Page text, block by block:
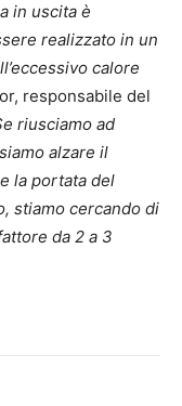
in uscita è
realizzato in un
calore
responsabile del
riusciamo ad
alzare il
la portata del
stiamo cercando di
da 2 a 3